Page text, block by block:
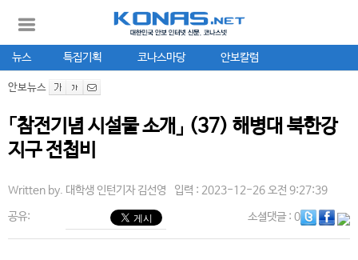
뉴스 특집기획 코나스마당 안보칼럼
안보뉴스
「참전기념 시설물 소개」 (37) 해병대 북한강
지구 전첩비
Written by. 대학생 인턴기자 김선영 입력 : 2023-12-26 오전 9:27:39
공유: 소셜댓글: 0